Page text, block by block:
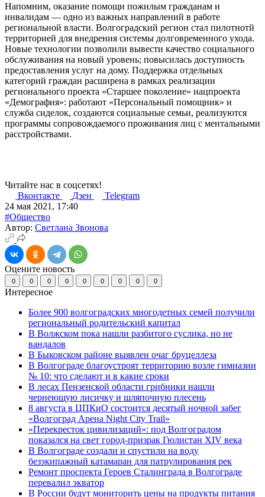
Напомним, оказание помощи пожилым гражданам и
инвалидам — одно из важных направлений в работе
региональной власти. Волгоградский регион стал пилотнотй
территорией для внедрения системы долговременного ухода.
Новые технологии позволили вывести качество социального
обслуживания на новый уровень; повысилась доступность
предоставления услуг на дому. Поддержка отдельных
категорий граждан расширена в рамках реализации
регионального проекта «Старшее поколение» нaцпроекта
«Демография»: работают «Персональный помощник» и
служба сиделок, создаются социальные семьи, реализуются
программы сопровождаемого проживания лиц с ментальными
расстройствами.
Читайте нас в соцсетях!
Вконтакте
Дзен
Telegram
24 мая 2021, 17:40
#Общество
Автор: Светлана Звонова
Оцените новость
0 0 0 0 0 0 0 0 0
Интересное
Более 900 волгоградских многодетных семей получили
региональный родительский капитал
В Волжском пока нашли разбитого суслика, но не
вандалов
В Быковском районе выявлен очаг бруцеллеза
В Волгограде благоустроят территорию возле гимназии
№ 10: что сделают и в какие сроки
В лесах Пензенской области грибники нашли
чернеющую лисичку и шляпочную плесень
8 августа в ЦПКиО состоится десятый ночной забег
«Волгоград Арена Night City Trail»
«Перекресток цивилизаций»: под Волгоградом
показался на свет город-призрак Гюлистан XIV века
В Волгограде создали и спустили на воду
безэкипажный катамаран для патрулирования рек
Ремонт проспекта Героев Сталинграда в Волгограде
перевалил экватор
В России будут мониторить цены на продукты питания